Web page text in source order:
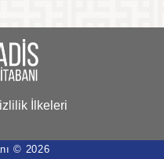
İlkeleri
© 2026